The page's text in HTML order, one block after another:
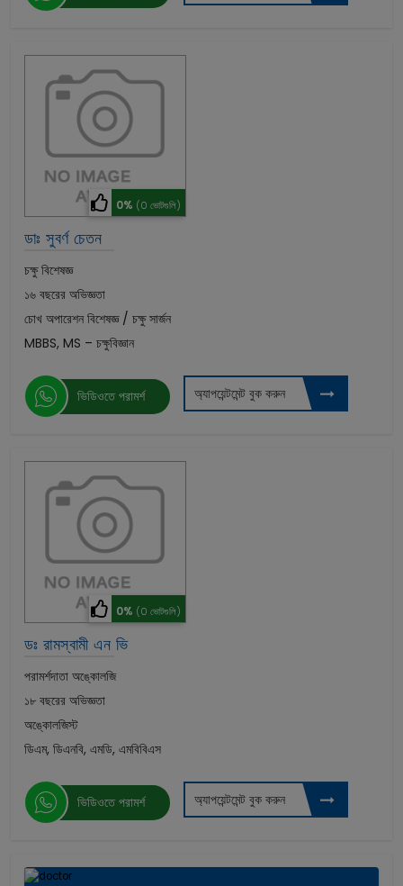
0% (0 ভোটগুলি)
ডাঃ সুবর্ণ চেতন
চক্ষু বিশেষজ্ঞ
১৬ বছরের অভিজ্ঞতা
চোখ অপারেশন বিশেষজ্ঞ / চক্ষু সার্জন
MBBS, MS – চক্ষুবিজ্ঞান
ভিডিওতে পরামর্শ অ্যাপয়েন্টমেন্ট বুক করুন
0% (0 ভোটগুলি)
ডঃ রামস্বামী এন ভি
পরামর্শদাতা অঙ্কোলজি
১৮ বছরের অভিজ্ঞতা
অঙ্কোলজিস্ট
ডিএম, ডিএনবি, এমডি, এমবিবিএস
ভিডিওতে পরামর্শ অ্যাপয়েন্টমেন্ট বুক করুন